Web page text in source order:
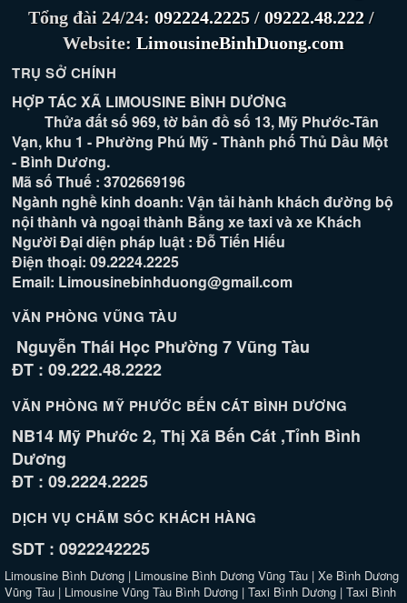
Tổng đài 24/24: 092224.2225 / 09222.48.222 /
Website: LimousineBinhDuong.com
TRỤ SỞ CHÍNH
HỢP TÁC XÃ LIMOUSINE BÌNH DƯƠNG
Thửa đất số 969, tờ bản đồ số 13, Mỹ Phước-Tân
Vạn, khu 1 - Phường Phú Mỹ - Thành phố Thủ Dầu Một
- Bình Dương.
Mã số Thuế : 3702669196
Ngành nghề kinh doanh: Vận tải hành khách đường bộ
nội thành và ngoại thành Bằng xe taxi và xe Khách
Người Đại diện pháp luật : Đỗ Tiến Hiếu
Điện thoại: 09.2224.2225
Email: Limousinebinhduong@gmail.com
VĂN PHÒNG VŨNG TÀU
Nguyễn Thái Học Phường 7 Vũng Tàu
ĐT : 09.222.48.2222
VĂN PHÒNG MỸ PHƯỚC BẾN CÁT BÌNH DƯƠNG
NB14 Mỹ Phước 2, Thị Xã Bến Cát ,Tỉnh Bình
Dương
ĐT : 09.2224.2225
DỊCH VỤ CHĂM SÓC KHÁCH HÀNG
SDT : 0922242225
Limousine Bình Dương | Limousine Bình Dương Vũng Tàu | Xe Bình Dương
Vũng Tàu | Limousine Vũng Tàu Bình Dương | Taxi Bình Dương | Taxi Bình